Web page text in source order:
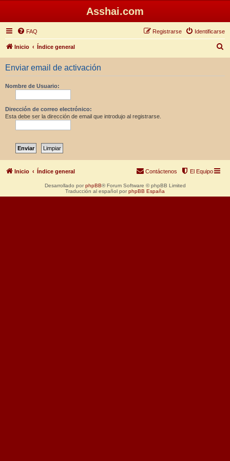
Asshai.com
FAQ Identificarse
Registrarse
Inicio Índice general
u
Enviar email de activación
Nombre de Usuario:
Dirección de correo electrónico:
Esta debe ser la dirección de email que introdujo al registrarse.
Inicio Índice general El Equipo
Contáctenos
Desarrollado por phpBB® Forum Software © phpBB Limited
Traducción al español por phpBB España